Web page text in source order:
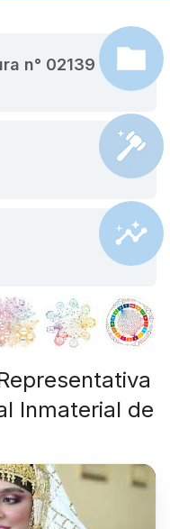
n° 02139
Inmaterial de